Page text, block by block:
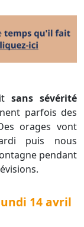
sans sévérité
parfois des
orages vont
puis nous
pendant
14 avril